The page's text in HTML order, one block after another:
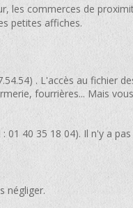
les commerces de
petites affiches.
. L'accès au fichier
fourrières... Mais
01 40 35 18 04). Il n'y a
négliger.